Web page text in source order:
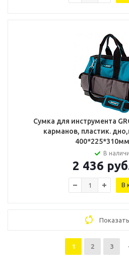
Сумка для инструмента
карманов, пластик.
В
2 436
В
1 2 3